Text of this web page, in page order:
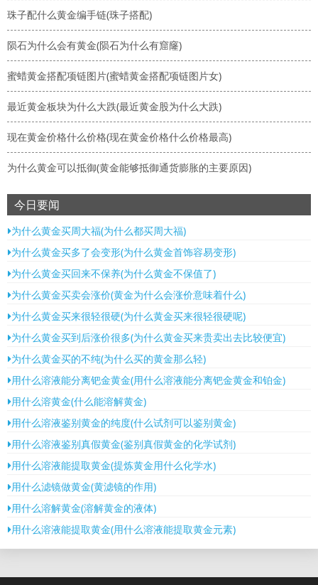
珠子配什么黄金编手链(珠子搭配)
陨石为什么会有黄金(陨石为什么有窟窿)
蜜蜡黄金搭配项链图片(蜜蜡黄金搭配项链图片女)
最近黄金板块为什么大跌(最近黄金股为什么大跌)
现在黄金价格什么价格(现在黄金价格什么价格最高)
为什么黄金可以抵御(黄金能够抵御通货膨胀的主要原因)
今日要闻
为什么黄金买周大福(为什么都买周大福)
为什么黄金买多了会变形(为什么黄金首饰容易变形)
为什么黄金买回来不保养(为什么黄金不保值了)
为什么黄金买卖会涨价(黄金为什么会涨价意味着什么)
为什么黄金买来很轻很硬(为什么黄金买来很轻很硬呢)
为什么黄金买到后涨价很多(为什么黄金买来贵卖出去比较便宜)
为什么黄金买的不纯(为什么买的黄金那么轻)
用什么溶液能分离钯金黄金(用什么溶液能分离钯金黄金和铂金)
用什么溶黄金(什么能溶解黄金)
用什么溶液鉴别黄金的纯度(什么试剂可以鉴别黄金)
用什么溶液鉴别真假黄金(鉴别真假黄金的化学试剂)
用什么溶液能提取黄金(提炼黄金用什么化学水)
用什么滤镜做黄金(黄滤镜的作用)
用什么溶解黄金(溶解黄金的液体)
用什么溶液能提取黄金(用什么溶液能提取黄金元素)